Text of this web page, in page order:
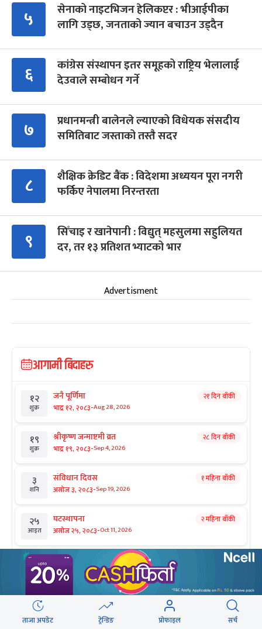
५
सेनाको नाइटभिजन हेलिकप्टर : भीआईपीका
लागि उड्छ, जनताको ज्यान बचाउन उड्दैन
६
कांग्रेस संस्थापन इतर समूहको राष्ट्रिय भेलालाई
देउवाले सम्बोधन गर्ने
७
प्रधानमन्त्री बालेनले ल्याएको विधेयक संसदीय
समितिबाट जस्ताको तस्तै सदर
८
शैक्षिक क्रेडिट बैंक : विदेशमा अध्ययन पूरा नगरी
फर्किए नेपालमा निरन्तरता
९
सिँचाइ र खानेपानी : विद्युत् महसुलमा सहुलियत
दर, तर १३ प्रतिशत भ्याटको भार
Advertisment
आगामी बिदाहरु
१२
शुक्र
जनै पूर्णिमा
भाद्र १२, २०८३-Aug 28, 2026
२१ दिन बाँकी
१९
शुक्र
श्रीकृष्ण जन्माष्टमी व्रत
भाद्र १९, २०८३-Sep 4, 2026
२८ दिन बाँकी
३
शनि
संविधान दिवस
असोज ३, २०८३-Sep 19, 2026
१ महिना बाँकी
२५
आइत
घटस्थापना
असोज २५, २०८३-Oct 11, 2026
२ महिना बाँकी
३१
शनि
फूलपाती
असोज ३१ , २०८३-Oct 17, 2026
२ महिना बाँकी
१
आइत -Oct 18, 2026
२ महिना बाँकी
सिफारिस
ताजा अपडेट ट्रेन्डिङ प्रोफाइल सर्च